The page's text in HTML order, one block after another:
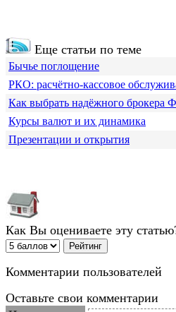
Еще статьи по теме
Бычье поглощение
РКО: расчётно-кассовое
Как выбрать надёжного брокера
Курсы валют и их динамика
Презентации и открытия
Как Вы оцениваете эту
Комментарии пользователей
Оставьте свои комментарии